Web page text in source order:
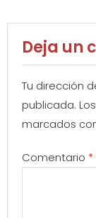
Deja un
Tu dirección
publicada.
marcados
Comentario *